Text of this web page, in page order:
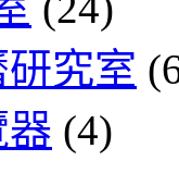
研究室
器 (4)